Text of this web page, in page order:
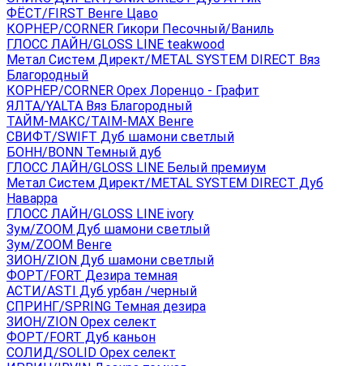
ФЁСТ/FIRST Венге Цаво
КОРНЕР/CORNER Гикори Песочный/Ваниль
ГЛОСС ЛАЙН/GLOSS LINE teakwood
Метал Систем Директ/METAL SYSTEM DIRECT Вяз
Благородный
КОРНЕР/CORNER Орех Лоренцо - Графит
ЯЛТА/YALTA Вяз Благородный
ТАЙМ-МАКС/TAIM-MAX Венге
СВИФТ/SWIFT Дуб шамони светлый
БОНН/BONN Темный дуб
ГЛОСС ЛАЙН/GLOSS LINE Белый премиум
Метал Систем Директ/METAL SYSTEM DIRECT Дуб
Наварра
ГЛОСС ЛАЙН/GLOSS LINE ivory
Зум/ZOOM Дуб шамони светлый
Зум/ZOOM Венге
ЗИОН/ZION Дуб шамони светлый
ФОРТ/FORT Дезира темная
АСТИ/ASTI Дуб урбан /черный
СПРИНГ/SPRING Темная дезира
ЗИОН/ZION Орех селект
ФОРТ/FORT Дуб каньон
СОЛИД/SOLID Орех селект